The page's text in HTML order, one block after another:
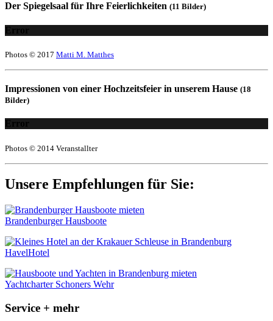
Der Spiegelsaal für Ihre Feierlichkeiten (11 Bilder)
Error
Photos © 2017 Matti M. Matthes
Impressionen von einer Hochzeitsfeier in unserem Hause (18
Bilder)
Error
Photos © 2014 Veranstallter
Unsere Empfehlungen für Sie:
Brandenburger Hausboote
HavelHotel
Yachtcharter Schoners Wehr
Service + mehr